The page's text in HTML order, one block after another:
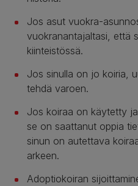
Jos asut vuokra-
vuokranantajaltasi, että
kiinteistössä.
Jos sinulla on jo koiria,
tehdä varoen.
Jos koiraa on käytetty
se on saattanut oppia
sinun on autettava
arkeen.
Adoptiokoiran